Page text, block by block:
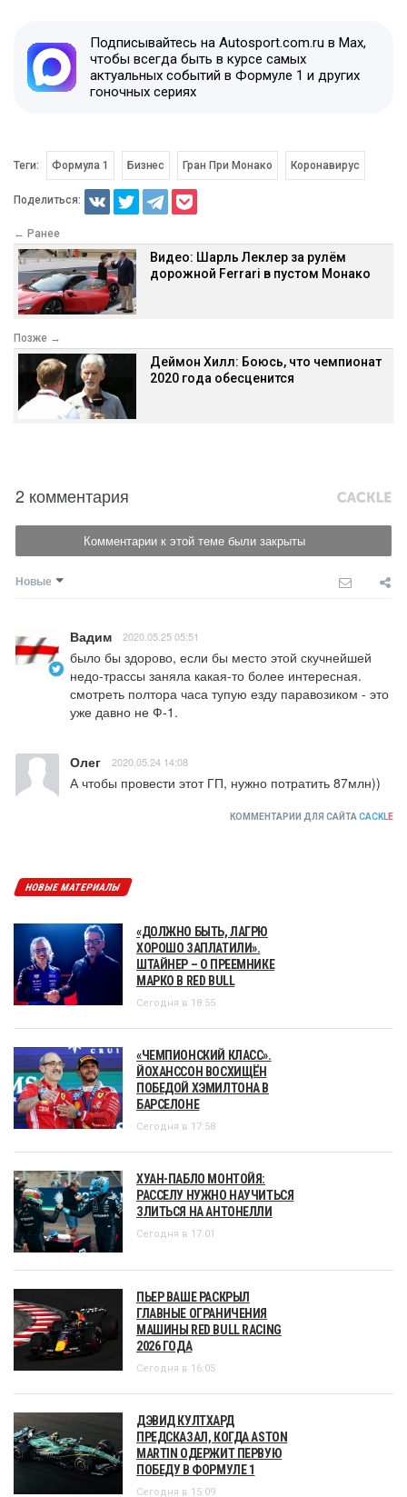
Подписывайтесь на Autosport.com.ru в Max,
чтобы всегда быть в курсе самых
актуальных событий в Формуле 1 и других
гоночных сериях
Теги: Формула 1 Бизнес Гран При Монако Коронавирус
Поделиться:
← Ранее
Видео: Шарль Леклер за рулём
дорожной Ferrari в пустом Монако
Позже →
Деймон Хилл: Боюсь, что чемпионат
2020 года обесценится
2 комментария
Комментарии к этой теме были закрыты
Новые
Вадим 2020.05.25 05:51
было бы здорово, если бы место этой скучнейшей
недо-трассы заняла какая-то более интересная.
смотреть полтора часа тупую езду паравозиком - это
уже давно не Ф-1.
Олег 2020.05.24 14:08
А чтобы провести этот ГП, нужно потратить 87млн))
КОММЕНТАРИИ ДЛЯ САЙТА CACKLE
НОВЫЕ МАТЕРИАЛЫ
«ДОЛЖНО БЫТЬ, ЛАГРЮ
ХОРОШО ЗАПЛАТИЛИ».
ШТАЙНЕР – О ПРЕЕМНИКЕ
МАРКО В RED BULL
Сегодня в 18:55
«ЧЕМПИОНСКИЙ КЛАСС».
ЙОХАНССОН ВОСХИЩЁН
ПОБЕДОЙ ХЭМИЛТОНА В
БАРСЕЛОНЕ
Сегодня в 17:58
ХУАН-ПАБЛО МОНТОЙЯ:
РАССЕЛУ НУЖНО НАУЧИТЬСЯ
ЗЛИТЬСЯ НА АНТОНЕЛЛИ
Сегодня в 17:01
ПЬЕР ВАШЕ РАСКРЫЛ
ГЛАВНЫЕ ОГРАНИЧЕНИЯ
МАШИНЫ RED BULL RACING
2026 ГОДА
Сегодня в 16:05
ДЭВИД КУЛТХАРД
ПРЕДСКАЗАЛ, КОГДА ASTON
MARTIN ОДЕРЖИТ ПЕРВУЮ
ПОБЕДУ В ФОРМУЛЕ 1
Сегодня в 15:09